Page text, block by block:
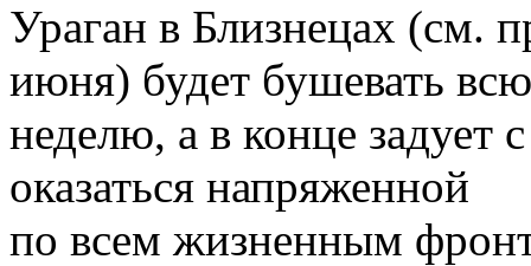
Ураган в Близнецах (см.
июня) будет бушевать всю
неделю, а в конце задует
оказаться напряженной
по всем жизненным